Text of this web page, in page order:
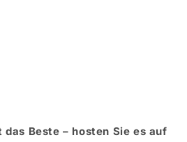
Beste – hosten Sie es auf